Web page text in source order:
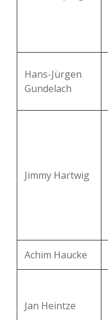
Hans-Jürgen
Gundelach
Jimmy Hartwig
Achim Haucke
Jan Heintze